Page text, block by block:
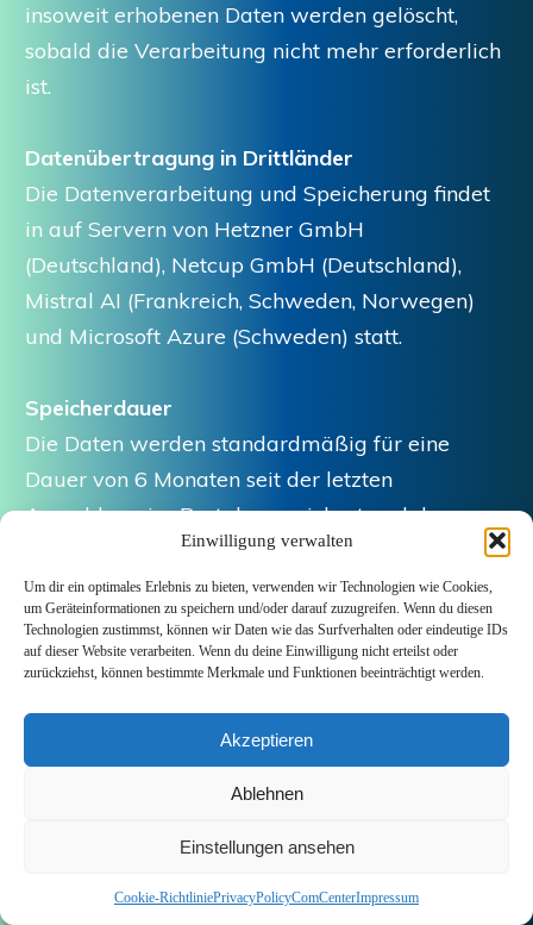
Einwilligung verwalten
Um dir ein optimales Erlebnis zu bieten, verwenden wir Technologien wie Cookies,
um Geräteinformationen zu speichern und/oder darauf zuzugreifen. Wenn du diesen
Technologien zustimmst, können wir Daten wie das Surfverhalten oder eindeutige IDs
auf dieser Website verarbeiten. Wenn du deine Einwilligung nicht erteilst oder
zurückziehst, können bestimmte Merkmale und Funktionen beeinträchtigt werden.
Akzeptieren
Ablehnen
Einstellungen ansehen
Cookie-RichtliniePrivacyPolicyComCenterImpressum
insoweit erhobenen Daten werden gelöscht,
sobald die Verarbeitung nicht mehr erforderlich
ist.
Datenübertragung in Drittländer
Die Datenverarbeitung und Speicherung findet
in auf Servern von Hetzner GmbH
(Deutschland), Netcup GmbH (Deutschland),
Mistral AI (Frankreich, Schweden, Norwegen)
und Microsoft Azure (Schweden) statt.
Speicherdauer
Die Daten werden standardmäßig für eine
Dauer von 6 Monaten seit der letzten
Anmeldung im Portal gespeichert und dann
automatisch gelöscht, sofern keine gesetzlichen
Aufbewahrungspflichten entgegenstehen oder
die weitere Speicherung zur Vertragserfüllung
erforderlich ist. Protokoll- und Sicherheitsdaten
gelöscht. Der Nutzer hat die Möglichkeit,
Nutzerdaten eigenständig zu löschen oder dies
auf Anfrage beim Anbieter zu veranlassen.
Gesetzliche Aufbewahrungspflichten werden